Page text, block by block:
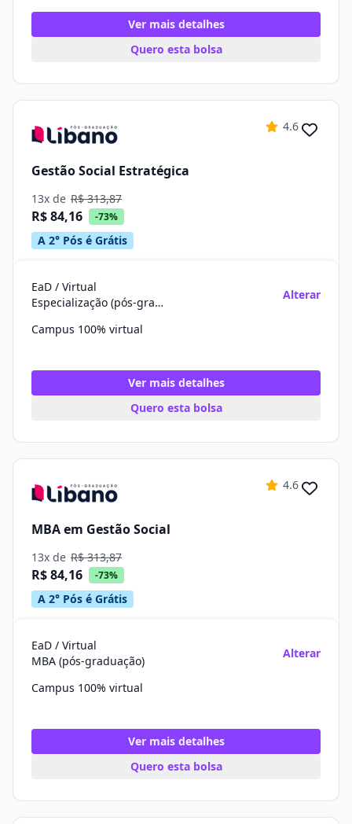
Ver mais detalhes
Quero esta bolsa
4.6
Gestão Social Estratégica
13x de R$ 313,87
R$ 84,16 -73%
A 2° Pós é Grátis
EaD / Virtual
Especialização (pós-graduação)
Alterar
Campus 100% virtual
Ver mais detalhes
Quero esta bolsa
4.6
MBA em Gestão Social
13x de R$ 313,87
R$ 84,16 -73%
A 2° Pós é Grátis
EaD / Virtual
MBA (pós-graduação)
Alterar
Campus 100% virtual
Ver mais detalhes
Quero esta bolsa